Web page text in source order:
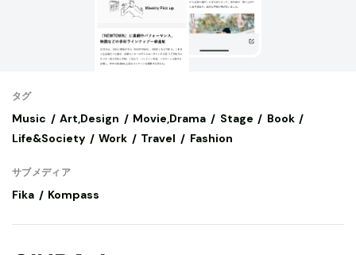
タグ
Music Art,Design Movie,Drama Stage
Book
Life&Society
Work Travel Fashion
サブメディア
Fika Kompass